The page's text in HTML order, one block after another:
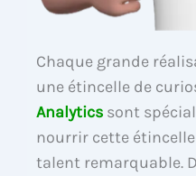
Chaque grande
une étincelle de
Analytics sont
nourrir cette
talent remarquable.